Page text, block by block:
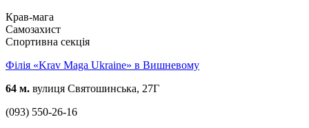
Крав-мага
Самозахист
Спортивна секція
Філія «Krav Maga Ukraine» в Вишневому
64 м. вулиця Святошинська, 27Г
(093) 550-26-16